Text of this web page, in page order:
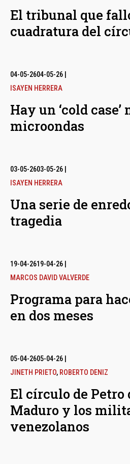
El tribunal que
cuadratura del
04-05-2604-05-26
ISAYEN HERRERA
Hay un ‘cold
microondas
03-05-2603-05-26
ISAYEN HERRERA
Una serie de
tragedia
19-04-2619-04-26
MARCOS DAVID VALVERDE
Programa para
en dos meses
05-04-2605-04-26
JINETH PRIETO, ROBERTO DENIZ
El círculo de Petro
Maduro y los
venezolanos